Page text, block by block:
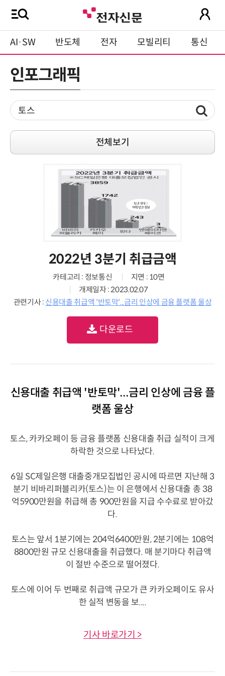
AI·SW 반도체 전자 모빌리티 통신
인포그래픽
전체보기
2022년 3분기 취급금액
카테고리 : 정보통신
지면 : 10면
개제일자 : 2023.02.07
관련기사 : 신용대출 취급액 '반토막'...금리 인상에 금융 플랫폼 울상
다운로드
신용대출 취급액 '반토막'...금리 인상에 금융 플
랫폼 울상
토스, 카카오페이 등 금융 플랫폼 신용대출 취급 실적이 크게
하락한 것으로 나타났다.
6일 SC제일은행 대출중개모집법인 공시에 따르면 지난해 3
분기 비바리퍼블리카(토스)는 이 은행에서 신용대출 총 38
억5900만원을 취급해 총 900만원을 지급 수수료로 받아갔
다.
토스는 앞서 1분기에는 204억6400만원, 2분기에는 108억
8800만원 규모 신용대출을 취급했다. 매 분기마다 취급액
이 절반 수준으로 떨어졌다.
토스에 이어 두 번째로 취급액 규모가 큰 카카오페이도 유사
한 실적 변동을 보....
기사 바로가기 >